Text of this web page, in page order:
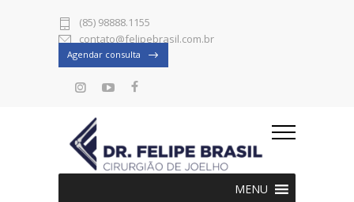
(85) 98888.1155
contato@felipebrasil.com.br
Agendar consulta
MENU